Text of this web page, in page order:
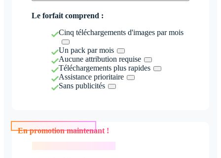
Le forfait comprend :
Cinq téléchargements d'images par mois
Un pack par mois
Aucune attribution requise
Téléchargements plus rapides
Assistance prioritaire
Sans publicités
En promotion maintenant !